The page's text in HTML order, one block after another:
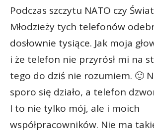
Podczas szczytu NATO czy
Młodzieży tych telefonów
dosłownie tysiące. Jak moja
i że telefon nie przyrósł mi na
tego do dziś nie rozumiem. 🙂
sporo się działo, a telefon
I to nie tylko mój, ale i moich
współpracowników. Nie ma